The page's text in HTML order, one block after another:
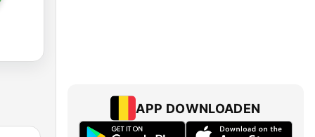
APP DOWNLOADEN